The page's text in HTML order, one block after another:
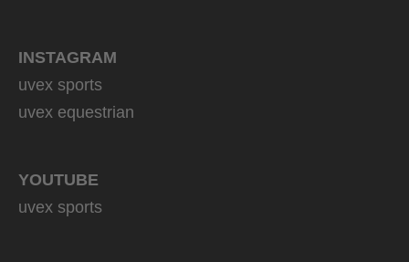
INSTAGRAM
uvex sports
uvex equestrian
YOUTUBE
uvex sports